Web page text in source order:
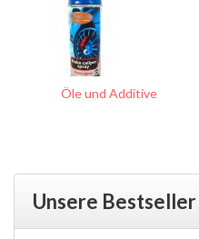
Öle und Additive
Unsere Bestseller